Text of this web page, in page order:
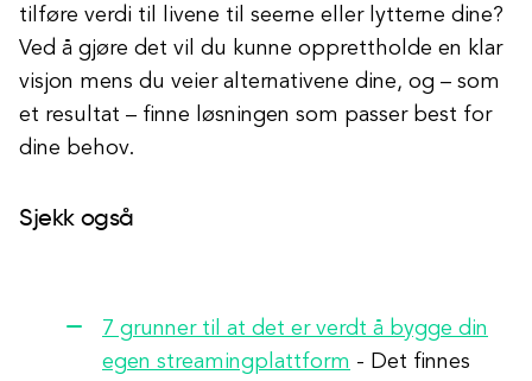
tilføre verdi til livene til seerne eller lytterne dine?
Ved å gjøre det vil du kunne opprettholde en klar
visjon mens du veier alternativene dine, og – som
et resultat – finne løsningen som passer best for
dine behov.
Sjekk også
7 grunner til at det er verdt å bygge din
egen streamingplattform - Det finnes